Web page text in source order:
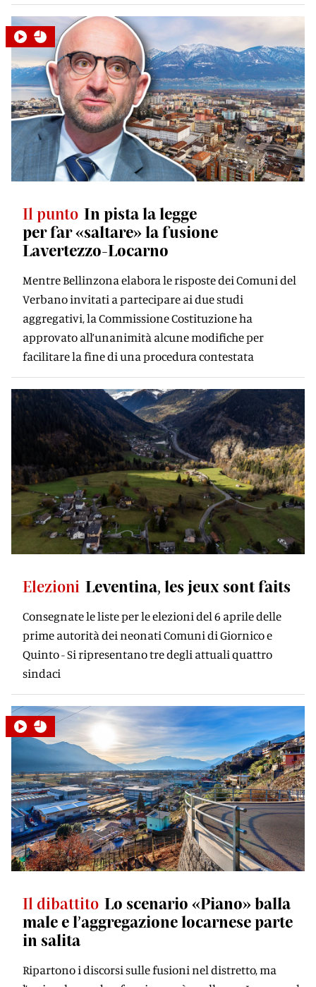
Il punto In pista la legge
per far «saltare» la fusione
Lavertezzo-Locarno
Mentre Bellinzona elabora le risposte dei Comuni del
Verbano invitati a partecipare ai due studi
aggregativi, la Commissione Costituzione ha
approvato all’unanimità alcune modifiche per
facilitare la fine di una procedura contestata
Elezioni Leventina, les jeux sont faits
Consegnate le liste per le elezioni del 6 aprile delle
prime autorità dei neonati Comuni di Giornico e
Quinto - Si ripresentano tre degli attuali quattro
sindaci
Il dibattito Lo scenario «Piano» balla
male e l’aggregazione locarnese parte
in salita
Ripartono i discorsi sulle fusioni nel distretto, ma